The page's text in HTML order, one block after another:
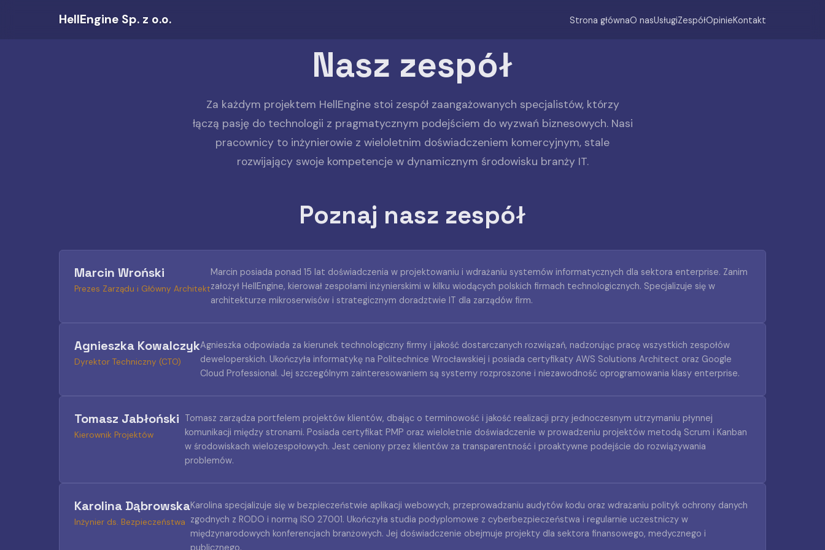
HellEngine Sp. z o.o. Strona głównaO nasUsługiZespółOpinieKontakt
Nasz zespół
Za każdym projektem HellEngine stoi zespół zaangażowanych specjalistów, którzy
łączą pasję do technologii z pragmatycznym podejściem do wyzwań biznesowych. Nasi
pracownicy to inżynierowie z wieloletnim doświadczeniem komercyjnym, stale
rozwijający swoje kompetencje w dynamicznym środowisku branży IT.
Poznaj nasz zespół
Marcin Wroński
Prezes Zarządu i Główny Architekt
Marcin posiada ponad 15 lat doświadczenia w projektowaniu i wdrażaniu systemów informatycznych dla sektora enterprise. Zanim
założył HellEngine, kierował zespołami inżynierskimi w kilku wiodących polskich firmach technologicznych. Specjalizuje się w
architekturze mikroserwisów i strategicznym doradztwie IT dla zarządów firm.
Agnieszka Kowalczyk
Dyrektor Techniczny (CTO)
Agnieszka odpowiada za kierunek technologiczny firmy i jakość dostarczanych rozwiązań, nadzorując pracę wszystkich zespołów
deweloperskich. Ukończyła informatykę na Politechnice Wrocławskiej i posiada certyfikaty AWS Solutions Architect oraz Google
Cloud Professional. Jej szczególnym zainteresowaniem są systemy rozproszone i niezawodność oprogramowania klasy enterprise.
Tomasz Jabłoński
Kierownik Projektów
Tomasz zarządza portfelem projektów klientów, dbając o terminowość i jakość realizacji przy jednoczesnym utrzymaniu płynnej
komunikacji między stronami. Posiada certyfikat PMP oraz wieloletnie doświadczenie w prowadzeniu projektów metodą Scrum i Kanban
w środowiskach wielozespołowych. Jest ceniony przez klientów za transparentność i proaktywne podejście do rozwiązywania
problemów.
Karolina Dąbrowska
Inżynier ds. Bezpieczeństwa
Karolina specjalizuje się w bezpieczeństwie aplikacji webowych, przeprowadzaniu audytów kodu oraz wdrażaniu polityk ochrony danych
zgodnych z RODO i normą ISO 27001. Ukończyła studia podyplomowe z cyberbezpieczeństwa i regularnie uczestniczy w
międzynarodowych konferencjach branżowych. Jej doświadczenie obejmuje projekty dla sektora finansowego, medycznego i
publicznego.